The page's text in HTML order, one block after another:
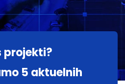
projekti?
5 aktuelnih